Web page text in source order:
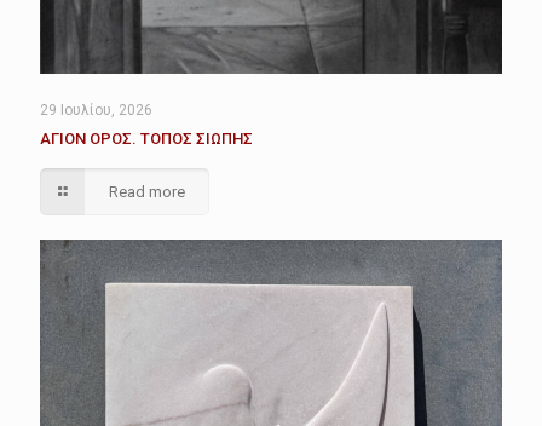
29 Ιουλίου, 2026
ΑΓΙΟΝ ΟΡΟΣ. ΤΟΠΟΣ ΣΙΩΠΗΣ
Read more